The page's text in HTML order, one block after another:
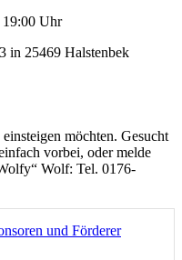
und Förderer
19:00 Uhr
in 25469 Halstenbek
möchten. Gesucht
vorbei, oder melde
Wolf: Tel. 0176-